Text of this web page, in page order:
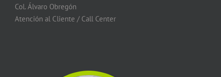
Col. Álvaro Obregón
Atención al Cliente / Call Center